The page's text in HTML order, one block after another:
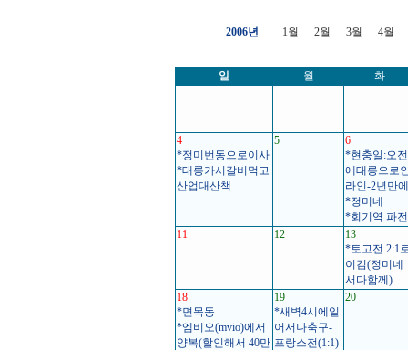
2006년 1월 2월 3월 4월
일 월 화
4
*정미번동으로이사
*태릉가서갈비먹고
산업대산책
5
6
*현충일:오전
에태릉으로
라인-2년만에
*정미네
*회기역 파전
11
12
13
*토고전 2:1
이김(정미네
서다함께)
18
*면목동
*엠비오(mvio)에서
양복(할인해서 40만
19
*새벽4시에일
어서나축구-
프랑스전(1:1)
20